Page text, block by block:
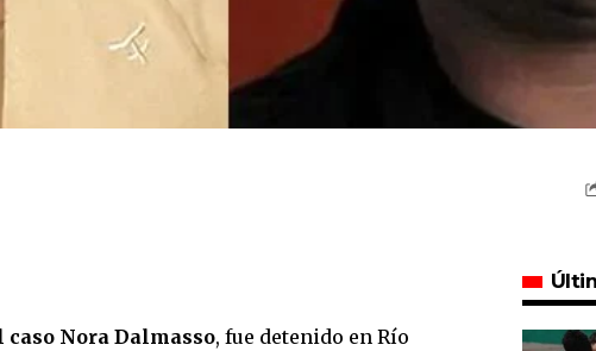
Nora Dalmasso, fue detenido en Río